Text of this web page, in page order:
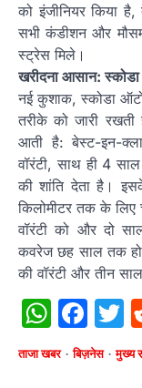
को इंजीनियर किया
सभी कंडीशन और
स्ट्रेस मिले।
खरीदना आसान:
नई कुशाक, स्कोडा
तरीके को जारी
आती है: बेस्ट-इन-
वॉरंटी, साथ ही 4
की शांति देता है।
किलोमीटर तक के लिए
वॉरंटी को और दो
कवरेज छह साल तक
की वॉरंटी और तीन
ताजा खबर बिज़नेस मुख्य